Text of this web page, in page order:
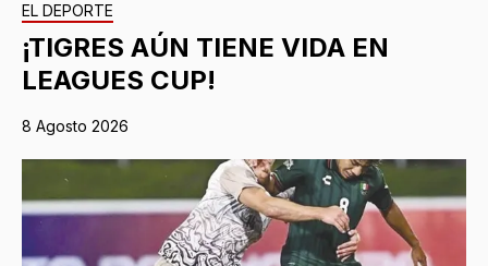
EL DEPORTE
¡TIGRES AÚN TIENE VIDA EN
LEAGUES CUP!
8 Agosto 2026